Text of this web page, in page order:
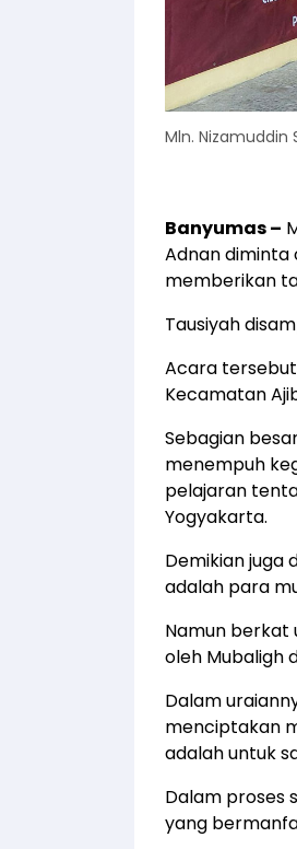
Mln. Nizamuddin
Banyumas –
Adnan diminta
memberikan
Tausiyah
Acara tersebut
Kecamatan
Sebagian
menempuh
pelajaran
Yogyakarta.
Demikian juga
adalah para
Namun berkat
oleh Mubaligh
Dalam
menciptakan
adalah untuk
Dalam proses
yang